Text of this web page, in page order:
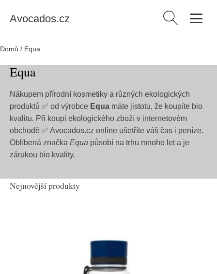
Avocados.cz Vyhledávání
Domů / Equa
Equa
Nákupem přírodní kosmetiky a různých ekologických
produktů ✅ od výrobce Equa máte jistotu, že koupíte bio
kvalitu. Při koupi ekologického zboží v internetovém
obchodě ✅ Avocados.cz online ušetříte váš čas i peníze.
Oblíbená značka Equa působí na trhu mnoho let a je
zárukou bio kvality.
Nejnovější produkty